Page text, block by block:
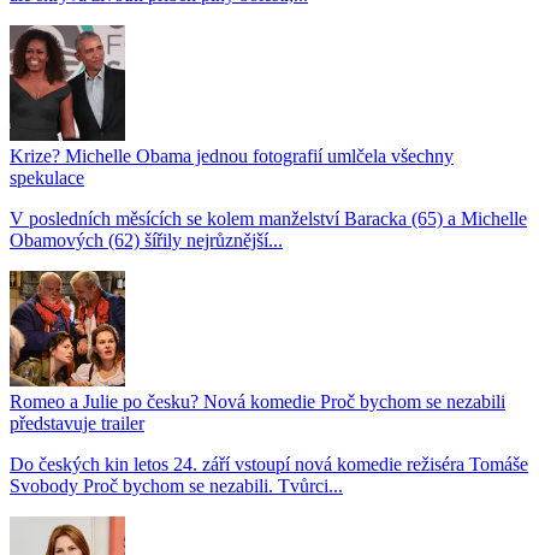
Krize? Michelle Obama jednou fotografií umlčela všechny
spekulace
V posledních měsících se kolem manželství Baracka (65) a Michelle
Obamových (62) šířily nejrůznější...
Romeo a Julie po česku? Nová komedie Proč bychom se nezabili
představuje trailer
Do českých kin letos 24. září vstoupí nová komedie režiséra Tomáše
Svobody Proč bychom se nezabili. Tvůrci...